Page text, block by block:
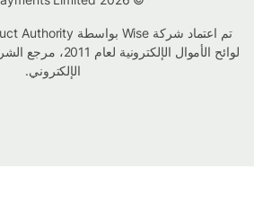
لوائح الأموال الإلكترونية لعام 2011، مرجع الشركة
الإلكتروني.